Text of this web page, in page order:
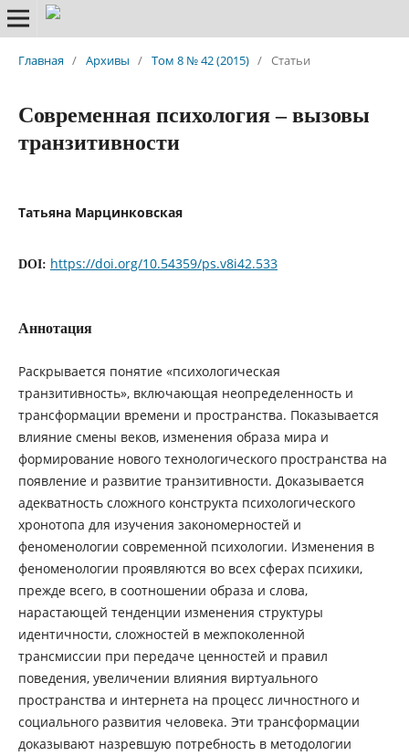
Главная / Архивы / Том 8 № 42 (2015) / Статьи
Современная психология – вызовы
транзитивности
Татьяна Марцинковская
DOI: https://doi.org/10.54359/ps.v8i42.533
Аннотация
Раскрывается понятие «психологическая
транзитивность», включающая неопределенность и
трансформации времени и пространства. Показывается
влияние смены веков, изменения образа мира и
формирование нового технологического пространства на
появление и развитие транзитивности. Доказывается
адекватность сложного конструкта психологического
хронотопа для изучения закономерностей и
феноменологии современной психологии. Изменения в
феноменологии проявляются во всех сферах психики,
прежде всего, в соотношении образа и слова,
нарастающей тенденции изменения структуры
идентичности, сложностей в межпоколенной
трансмиссии при передаче ценностей и правил
поведения, увеличении влияния виртуального
пространства и интернета на процесс личностного и
социального развития человека. Эти трансформации
доказывают назревшую потребность в методологии